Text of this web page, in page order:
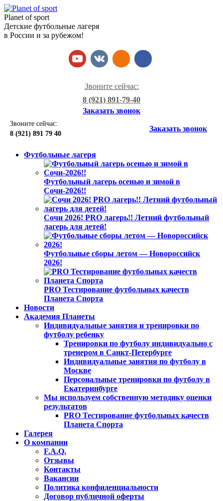
Planet of sport
Детские футбольные лагеря
в России и за рубежом!
Звоните сейчас:
8 (921) 891-79-40
Заказать звонок
Звоните сейчас:
8 (921) 891 79 40
Заказать звонок
Футбольные лагеря
Футбольный лагерь осенью и зимой в
Сочи-2026!!
Сочи 2026! PRO лагерь!! Летний футбольный
лагерь для детей!
Футбольные сборы летом — Новороссийск
2026!
PRO Тестирование футбольных качеств
Планета Спорта
Новости
Академия Планеты
Индивидуальные занятия и тренировки по
футболу ребенку
Тренировки по футболу индивидуально с
тренером в Санкт-Петербурге
Индивидуальные занятия по футболу в
Москве
Персональные тренировки по футболу в
Екатеринбурге
Мы используем собственную методику оценки
результатов
PRO Тестирование футбольных качеств
Планета Спорта
Галерея
О компании
F.A.Q.
Отзывы
Контакты
Вакансии
Политика конфиденциальности
Договор публичной оферты